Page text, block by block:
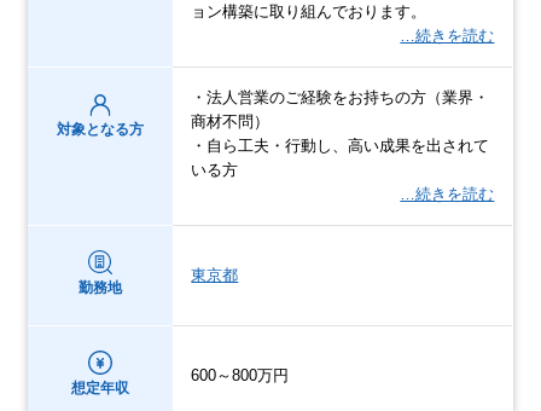
ョン構築に取り組んでおります。
…続きを読む
対象となる方
・法人営業のご経験をお持ちの方（業界・
商材不問）
・自ら工夫・行動し、高い成果を出されて
いる方
…続きを読む
勤務地
東京都
想定年収
600～800万円